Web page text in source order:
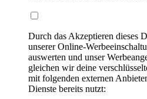
Durch das Akzeptieren dieses
unserer Online-
auswerten und unser
gleichen wir deine
mit folgenden externen
Dienste bereits nutzt: